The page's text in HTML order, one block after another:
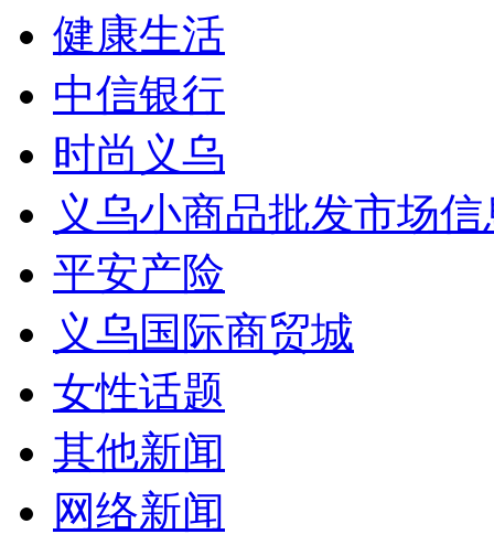
健康生活
中信银行
时尚义乌
义乌小商品批发市场
平安产险
义乌国际商贸城
女性话题
其他新闻
网络新闻